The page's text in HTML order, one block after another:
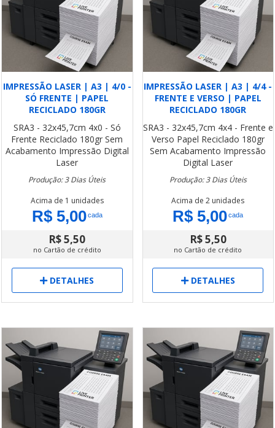
IMPRESSÃO LASER | A3 | 4/0 -
SÓ FRENTE | PAPEL
RECICLADO 180GR
SRA3 - 32x45,7cm 4x0 - Só
Frente Reciclado 180gr Sem
Acabamento Impressão Digital
Laser
Produção: 3 Dias Úteis
Acima de 1 unidades
R$ 5,00cada
R$ 5,50
no Cartão de crédito
DETALHES
IMPRESSÃO LASER | A3 | 4/4 -
FRENTE E VERSO | PAPEL
RECICLADO 180GR
SRA3 - 32x45,7cm 4x4 - Frente e
Verso Papel Reciclado 180gr
Sem Acabamento Impressão
Digital Laser
Produção: 3 Dias Úteis
Acima de 2 unidades
R$ 5,00cada
R$ 5,50
no Cartão de crédito
DETALHES